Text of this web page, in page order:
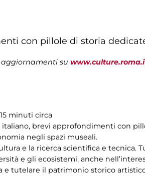
con pillole di storia
su
minuti circa
brevi approfondimenti con
negli spazi museali.
e la ricerca scientifica e tecnica.
e gli ecosistemi, anche
e tutelare il patrimonio storico